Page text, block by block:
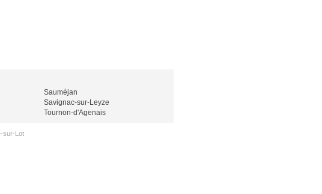
Sauméjan
Savignac-sur-Leyze
Tournon-d'Agenais
sur-Lot